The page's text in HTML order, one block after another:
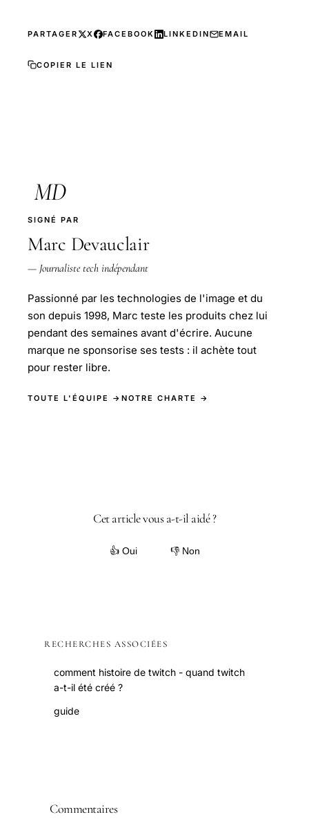
PARTAGER X FACEBOOK LINKEDIN EMAIL
COPIER LE LIEN
MD
SIGNÉ PAR
Marc Devauclair
— Journaliste tech indépendant
Passionné par les technologies de l'image et du
son depuis 1998, Marc teste les produits chez lui
pendant des semaines avant d'écrire. Aucune
marque ne sponsorise ses tests : il achète tout
pour rester libre.
TOUTE L'ÉQUIPE → NOTRE CHARTE →
Cet article vous a-t-il aidé ?
👍 Oui 👎 Non
RECHERCHES ASSOCIÉES
comment histoire de twitch - quand twitch
a-t-il été créé ?
guide
Commentaires